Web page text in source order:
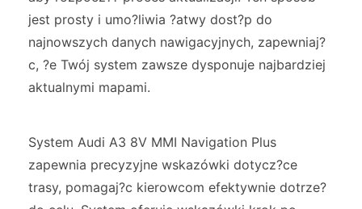
jest prosty i umo?liwia ?atwy dost?p do
najnowszych danych nawigacyjnych, zapewniaj?
c, ?e Twój system zawsze dysponuje najbardziej
aktualnymi mapami.
System Audi A3 8V MMI Navigation Plus
zapewnia precyzyjne wskazówki dotycz?ce
trasy, pomagaj?c kierowcom efektywnie dotrze?